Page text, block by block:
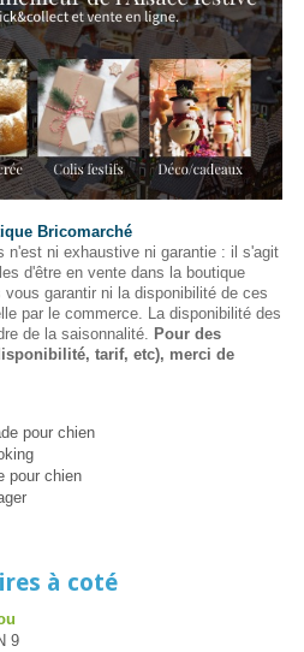
Bricomarché
n'est ni exhaustive ni garantie : il s'agit
d'être en vente dans la boutique
garantir ni la disponibilité de ces
par le commerce. La disponibilité des
de la saisonnalité. Pour des
tarif, etc), merci de
pour chien
pour chien
à coté
9